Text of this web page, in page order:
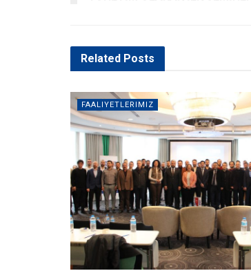
Related Posts
FAALIYETLERIMIZ